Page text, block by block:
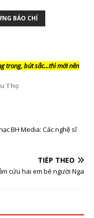
BÁO CHÍ
trong, bút sắc...thì mới nên
Thọ
BH Media: Các nghệ sĩ
TIẾP THEO
cứu hai em bé người Nga